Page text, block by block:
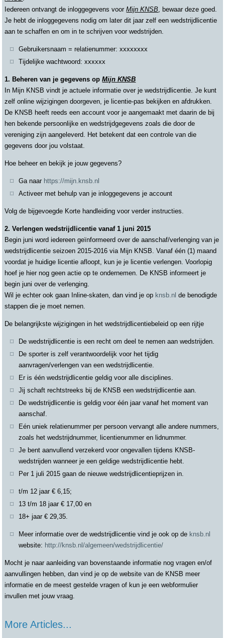
Iedereen ontvangt de inloggegevens voorMijn KNSB, bewaar deze goed.
Je hebt de inloggegevens nodig om later dit jaar zelf een wedstrijdlicentie
aan te schaffen en om in te schrijven voor wedstrijden.
Gebruikersnaam = relatienummer: xxxxxxxx
Tijdelijke wachtwoord: xxxxxx
1. Beheren van je gegevens opMijn KNSB
In Mijn KNSB vindt je actuele informatie over je wedstrijdlicentie. Je kunt
zelf online wijzigingen doorgeven, je licentie-pas bekijken en afdrukken.
De KNSB heeft reeds een account voor je aangemaakt met daarin de bij
hen bekende persoonlijke en wedstrijdgegevens zoals die door de
vereniging zijn aangeleverd. Het betekent dat een controle van die
gegevens door jou volstaat.
Hoe beheer en bekijk je jouw gegevens?
Ga naar https://mijn.knsb.nl
Activeer met behulp van je inloggegevens je account
Volg de bijgevoegde Korte handleiding voor verder instructies.
2. Verlengen wedstrijdlicentie vanaf 1 juni 2015
Begin juni word iedereen geïnformeerd over de aanschaf/verlenging van je
wedstrijdlicentie seizoen 2015-2016 via Mijn KNSB. Vanaf één (1) maand
voordat je huidige licentie afloopt, kun je je licentie verlengen. Voorlopig
hoef je hier nog geen actie op te ondernemen. De KNSB informeert je
begin juni over de verlenging.
Wil je echter ook gaan Inline-skaten, dan vind je op knsb.nl de benodigde
stappen die je moet nemen.
De belangrijkste wijzigingen in het wedstrijdlicentiebeleid op een rijtje
De wedstrijdlicentie is een recht om deel te nemen aan wedstrijden.
De sporter is zelf verantwoordelijk voor het tijdig
aanvragen/verlengen van een wedstrijdlicentie.
Er is één wedstrijdlicentie geldig voor alle disciplines.
Jij schaft rechtstreeks bij de KNSB een wedstrijdlicentie aan.
De wedstrijdlicentie is geldig voor één jaar vanaf het moment van
aanschaf.
Eén uniek relatienummer per persoon vervangt alle andere nummers,
zoals het wedstrijdnummer, licentienummer en lidnummer.
Je bent aanvullend verzekerd voor ongevallen tijdens KNSB-
wedstrijden wanneer je een geldige wedstrijdlicentie hebt.
Per 1 juli 2015 gaan de nieuwe wedstrijdlicentieprijzen in.
t/m 12 jaar € 6,15;
13 t/m 18 jaar € 17,00 en
18+ jaar € 29,35.
Meer informatie over de wedstrijdlicentie vind je ook op de knsb.nl
website: http://knsb.nl/algemeen/wedstrijdlicentie/
Mocht je naar aanleiding van bovenstaande informatie nog vragen en/of
aanvullingen hebben, dan vind je op de website van de KNSB meer
informatie en de meest gestelde vragen of kun je een webformulier
invullen met jouw vraag.
More Articles...